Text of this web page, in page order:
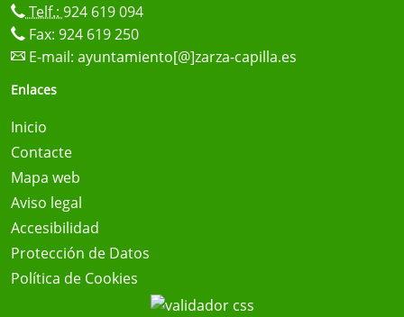
Telf.: 924 619 094
Fax: 924 619 250
E-mail: ayuntamiento[@]zarza-capilla.es
Enlaces
Inicio
Contacte
Mapa web
Aviso legal
Accesibilidad
Protección de Datos
Política de Cookies